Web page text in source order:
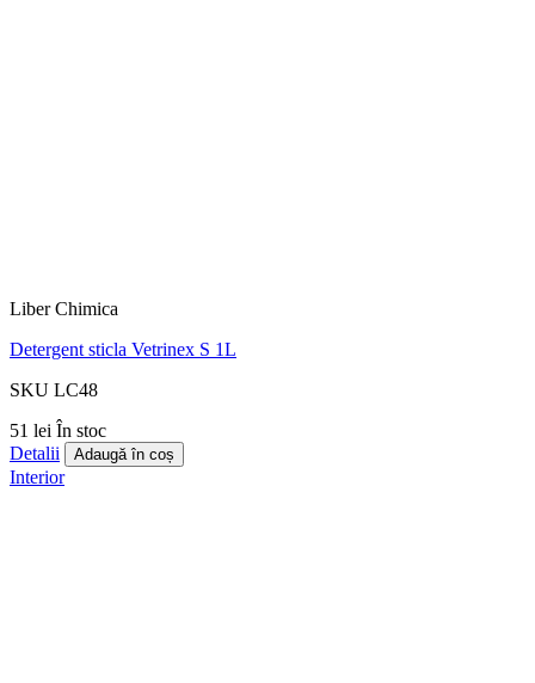
Liber Chimica
Detergent sticla Vetrinex S 1L
SKU LC48
51 lei În stoc
Detalii
Adaugă în coș
Interior